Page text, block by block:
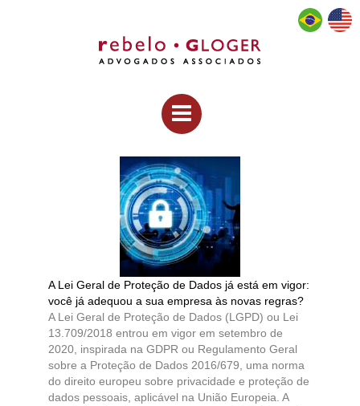
A Lei Geral de Proteção de Dados já está em vigor:
você já adequou a sua empresa às novas regras?
A Lei Geral de Proteção de Dados (LGPD) ou Lei
13.709/2018 entrou em vigor em setembro de
2020, inspirada na GDPR ou Regulamento Geral
sobre a Proteção de Dados 2016/679, uma norma
do direito europeu sobre privacidade e proteção de
dados pessoais, aplicável na União Europeia. A